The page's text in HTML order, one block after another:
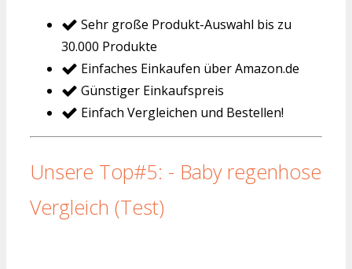
Sehr große Produkt-Auswahl bis zu
30.000 Produkte
Einfaches Einkaufen über Amazon.de
Günstiger Einkaufspreis
Einfach Vergleichen und Bestellen!
Unsere Top#5: - Baby regenhose
Vergleich (Test)